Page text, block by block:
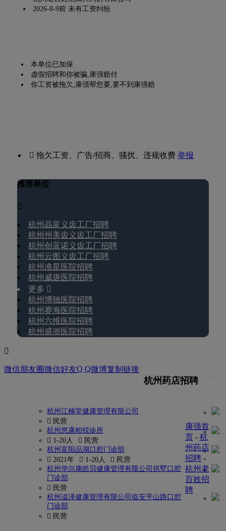
2026-8-9前 未有工资纠纷
本单位已加保
虚假招聘和你被骗,康强赔付
你工资被拖欠,康强帮您要,要不到康强赔
 拖欠工资、广告/招商、骚扰、违规收费举报
推荐单位

杭州晶富义齿工厂招聘
杭州州美齿义齿工厂招聘
杭州创蓝诺义齿工厂招聘
杭州云图义齿工厂招聘
杭州准星医院招聘
杭州威唐医院招聘
更多 
杭州博驰医院招聘
杭州赛海医院招聘
杭州六维医院招聘
杭州盛浙医院招聘

微信朋友圈微信好友Q Q微博复制链接
杭州药店招聘
杭州江楠堂健康管理有限公司
 民营
杭州悠康柏锐诊所
 1-20人
 民营
杭州富阳品湖口腔门诊部
 2021年
 1-20人
 民营
杭州华尔康皓贝健康管理有限公司拱墅口腔
门诊部
 民营
杭州溢泽健康管理有限公司临安平山路口腔
门诊部
 民营
康强首
页- 杭
州药店
招聘-
杭州老
百姓招
聘